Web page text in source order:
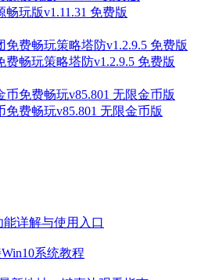
玩版v1.11.31 免费版
畅玩策略塔防v1.2.9.5 免费版
费畅玩v85.801 无限金币版
能详解与使用入口
系统教程